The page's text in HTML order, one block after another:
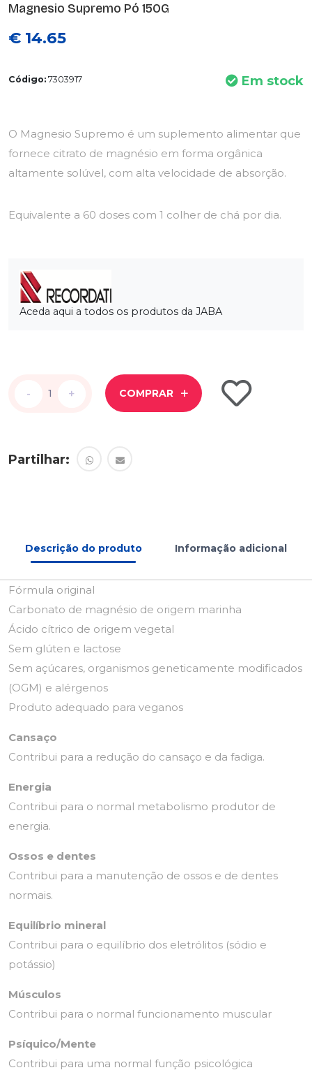
Magnesio Supremo Pó 150G
€ 14.65
Código: 7303917 Em stock
O Magnesio Supremo é um suplemento alimentar que
fornece citrato de magnésio em forma orgânica
altamente solúvel, com alta velocidade de absorção.
Equivalente a 60 doses com 1 colher de chá por dia.
Aceda aqui a todos os produtos da JABA
- +
- + COMPRAR
Partilhar:
Descrição do produto Informação adicional
Fórmula original
Carbonato de magnésio de origem marinha
Ácido cítrico de origem vegetal
Sem glúten e lactose
Sem açúcares, organismos geneticamente modificados
(OGM) e alérgenos
Produto adequado para veganos
Cansaço
Contribui para a redução do cansaço e da fadiga.
Energia
Contribui para o normal metabolismo produtor de
energia.
Ossos e dentes
Contribui para a manutenção de ossos e de dentes
normais.
Equilíbrio mineral
Contribui para o equilíbrio dos eletrólitos (sódio e
potássio)
Músculos
Contribui para o normal funcionamento muscular
Psíquico/Mente
Contribui para uma normal função psicológica